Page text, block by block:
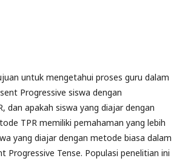
untuk mengetahui proses guru dalam
Progressive siswa dengan
dan apakah siswa yang diajar dengan
TPR memiliki pemahaman yang lebih
yang diajar dengan metode biasa dalam
Progressive Tense. Populasi penelitian ini